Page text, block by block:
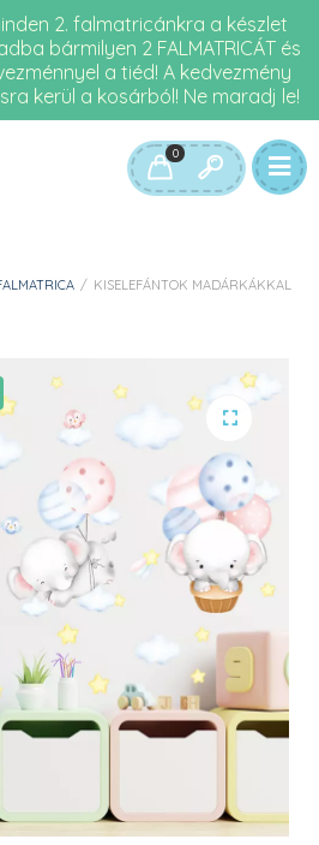
2. falmatricánkra a készlet
bármilyen 2 FALMATRICÁT és
a tiéd! A kedvezmény
kerül a kosárból! Ne maradj le!
0
/ KISELEFÁNTOK MADÁRKÁKKAL
🔍